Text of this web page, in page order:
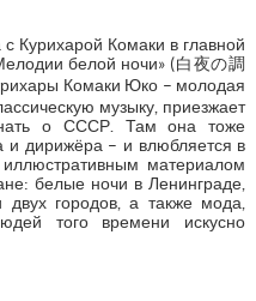
Курихарой Комаки в главной
белой ночи» (白夜の調
Комаки Юко – молодая
музыку, приезжает
о СССР. Там она тоже
и дирижёра – и влюбляется в
материалом
белые ночи в Ленинграде,
городов, а также мода,
того времени искусно